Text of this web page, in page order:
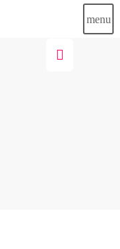
menu
os meus irmãos